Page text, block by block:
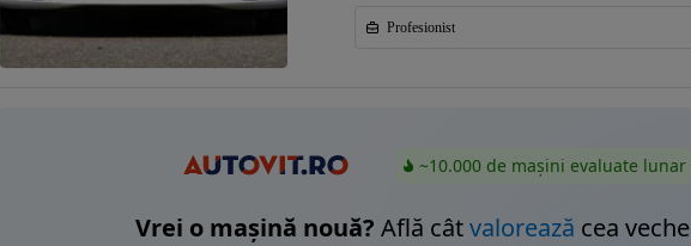
Profesionist
~10.000 de mașini evaluate lunar
Vrei o mașină nouă? Află câtvalorează cea veche